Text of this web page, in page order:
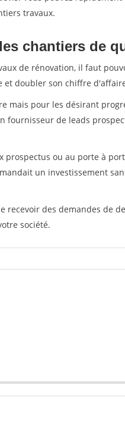
travaux.
chantiers de
de rénovation, il faut
doubler son chiffre
mais pour les désirant
fournisseur de leads
ou au porte à
un investissement
recevoir des demandes de
société.